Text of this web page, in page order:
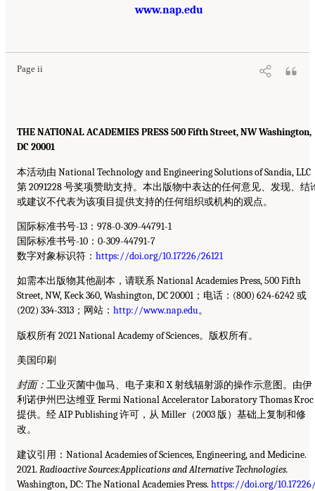
www.nap.edu
Page ii
THE NATIONAL ACADEMIES PRESS 500 Fifth Street, NW Washington,
DC 20001
本活动由 National Technology and Engineering Solutions of Sandia, LLC
第 2091228 号奖项赞助支持。本出版物中表达的任何意见、发现、结
或建议不代表为该项目提供支持的任何组织或机构的观点。
国际标准书号-13：978-0-309-44791-1
国际标准书号-10：0-309-44791-7
数字对象标识符： https://doi.org/10.17226/26121
如需本出版物其他副本，请联系 National Academies Press, 500 Fifth
Street, NW, Keck 360, Washington, DC 20001；电话：(800) 624-6242 或
(202) 334-3313；网站： http://www.nap.edu。
版权所有 2021 National Academy of Sciences。版权所有。
美国印刷
封面： 工业灭菌中伽马、电子束和 X 射线辐射源的操作示意图。由伊
利诺伊州巴达维亚 Fermi National Accelerator Laboratory Thomas Kroc
提供。经 AIP Publishing 许可，从 Miller（2003 版）基础上复制和修
改。
建议引用：National Academies of Sciences, Engineering, and Medicine.
2021. Radioactive Sources:Applications and Alternative Technologies.
Washington, DC: The National Academies Press. https://doi.org/